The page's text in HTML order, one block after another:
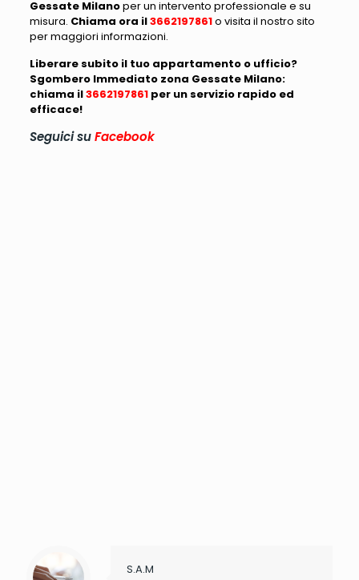
Gessate Milanoper un intervento professionale e su
misura. Chiama ora il3662197861o visita il nostro sito
per maggiori informazioni.
Liberare subito il tuo appartamento o ufficio?
Sgombero Immediato zona Gessate Milano:
chiama il3662197861per un servizio rapido ed
efficace!
Seguici suFacebook
S.A.M